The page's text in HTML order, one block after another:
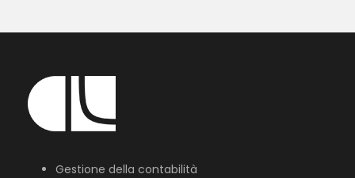
Gestione della contabilità